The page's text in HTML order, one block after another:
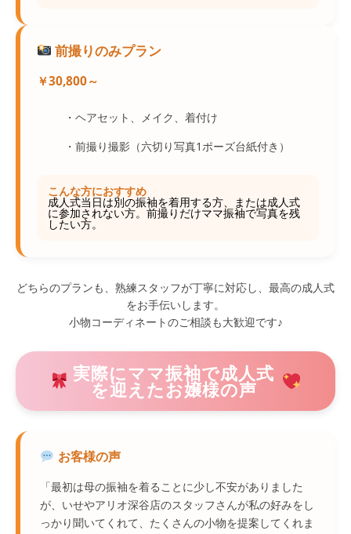
前撮りのみプラン
￥30,800～
・ヘアセット、メイク、着付け
・前撮り撮影（六切り写真1ポーズ台紙付き）
こんな方におすすめ
成人式当日は別の振袖を着用する方、または成人式
に参加されない方。前撮りだけママ振袖で写真を残
したい方。
どちらのプランも、熟練スタッフが丁寧に対応し、最高の成人式
をお手伝いします。
小物コーディネートのご相談も大歓迎です♪
実際にママ振袖で成人式
を迎えたお嬢様の声
お客様の声
「最初は母の振袖を着ることに少し不安がありました
が、いせやアリオ深谷店のスタッフさんが私の好みをし
っかり聞いてくれて、たくさんの小物を提案してくれま